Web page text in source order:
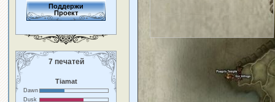
Поддержи
Проект
7 печатей
Tiamat
Dawn
Dusk